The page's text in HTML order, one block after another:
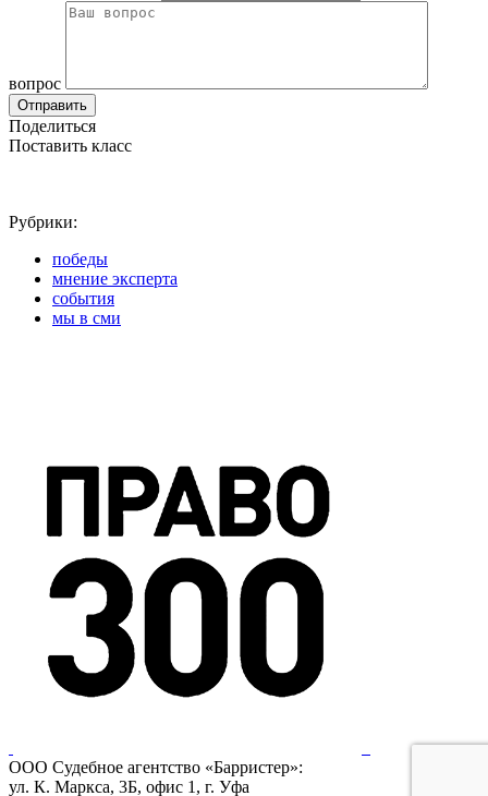
вопрос
Отправить
Поделиться
Поставить класс
Рубрики:
победы
мнение эксперта
события
мы в сми
ООО Судебное агентство «Барристер»:
ул. К. Маркса, 3Б, офис 1, г. Уфа